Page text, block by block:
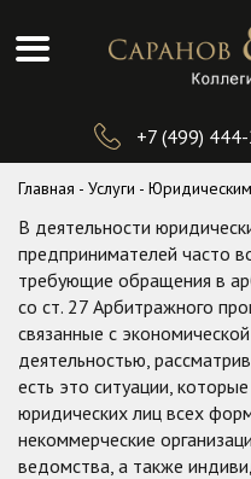
+7 (499)
Главная - Услуги -
В деятельности
предпринимателей часто
требующие обращения в
со ст. 27 Арбитражного
связанные с
деятельностью,
есть это ситуации,
юридических лиц всех
некоммерческие
ведомства, а также